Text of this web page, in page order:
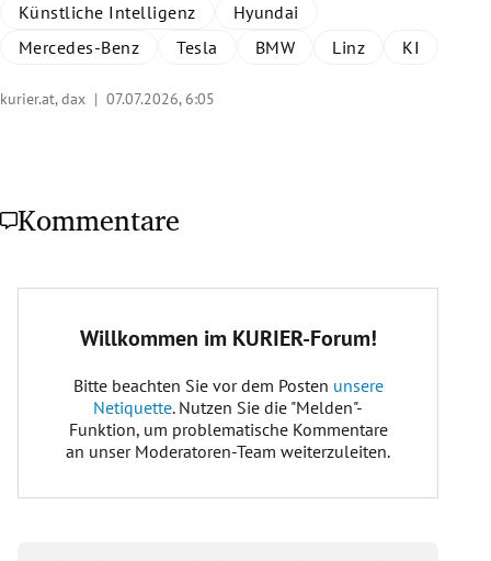
Künstliche Intelligenz
Hyundai
Mercedes-Benz
Tesla BMW Linz KI
kurier.at, dax | 07.07.2026, 6:05
Kommentare